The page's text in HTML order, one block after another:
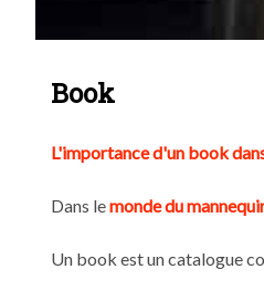
Book
L'importance d'un book
Dans lemonde du
Un book est un catalogue